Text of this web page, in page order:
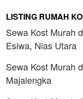
LISTING RUMAH
Sewa Kost Murah
Esiwa, Nias Utara
Sewa Kost Murah
Majalengka